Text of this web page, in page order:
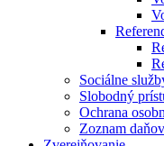
Sociálne
Slobodný
Ochrana
Zoznam